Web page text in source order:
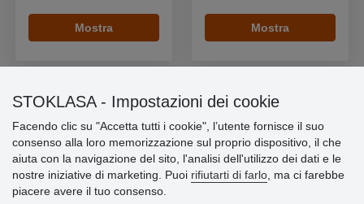
Mostra Mostra
Informazioni importanti
» Impostazioni dei cookie
» Termini & Condizioni
» Informativa sulla Privacy
STOKLASA - Impostazioni dei cookie
Facendo clic su "Accetta tutti i cookie", l’utente fornisce il suo
consenso alla loro memorizzazione sul proprio dispositivo, il che
aiuta con la navigazione del sito, l'analisi dell'utilizzo dei dati e le
nostre iniziative di marketing. Puoi rifiutarti di farlo , ma ci farebbe
piacere avere il tuo consenso.